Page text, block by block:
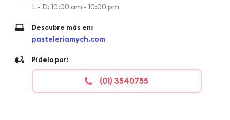
L - D: 10:00 am - 10:00 pm
Descubre más en:
pasteleriamych.com
Pídelo por:
(01) 3540755